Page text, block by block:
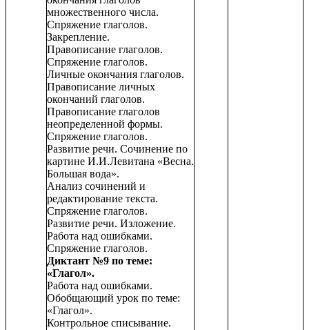
множественного числа.
Спряжение глаголов.
Закрепление.
Правописание глаголов.
Спряжение глаголов.
Личные окончания глаголов.
Правописание личных
окончаний глаголов.
Правописание глаголов
неопределенной формы.
Спряжение глаголов.
Развитие речи. Сочинение по
картине И.И.Левитана «Весна.
Большая вода».
Анализ сочинений и
редактирование текста.
Спряжение глаголов.
Развитие речи. Изложение.
Работа над ошибками.
Спряжение глаголов.
Диктант №9 по теме:
«Глагол».
Работа над ошибками.
Обобщающий урок по теме:
«Глагол».
Контрольное списывание.